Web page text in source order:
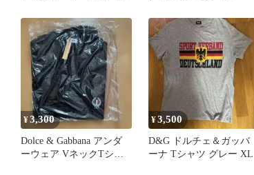
¥3,300
Dolce & Gabbana アンダ
ーウェア VネックTシャ
¥3,500
D&G ドルチェ＆ガッバ
ーナ Tシャツ グレー XL